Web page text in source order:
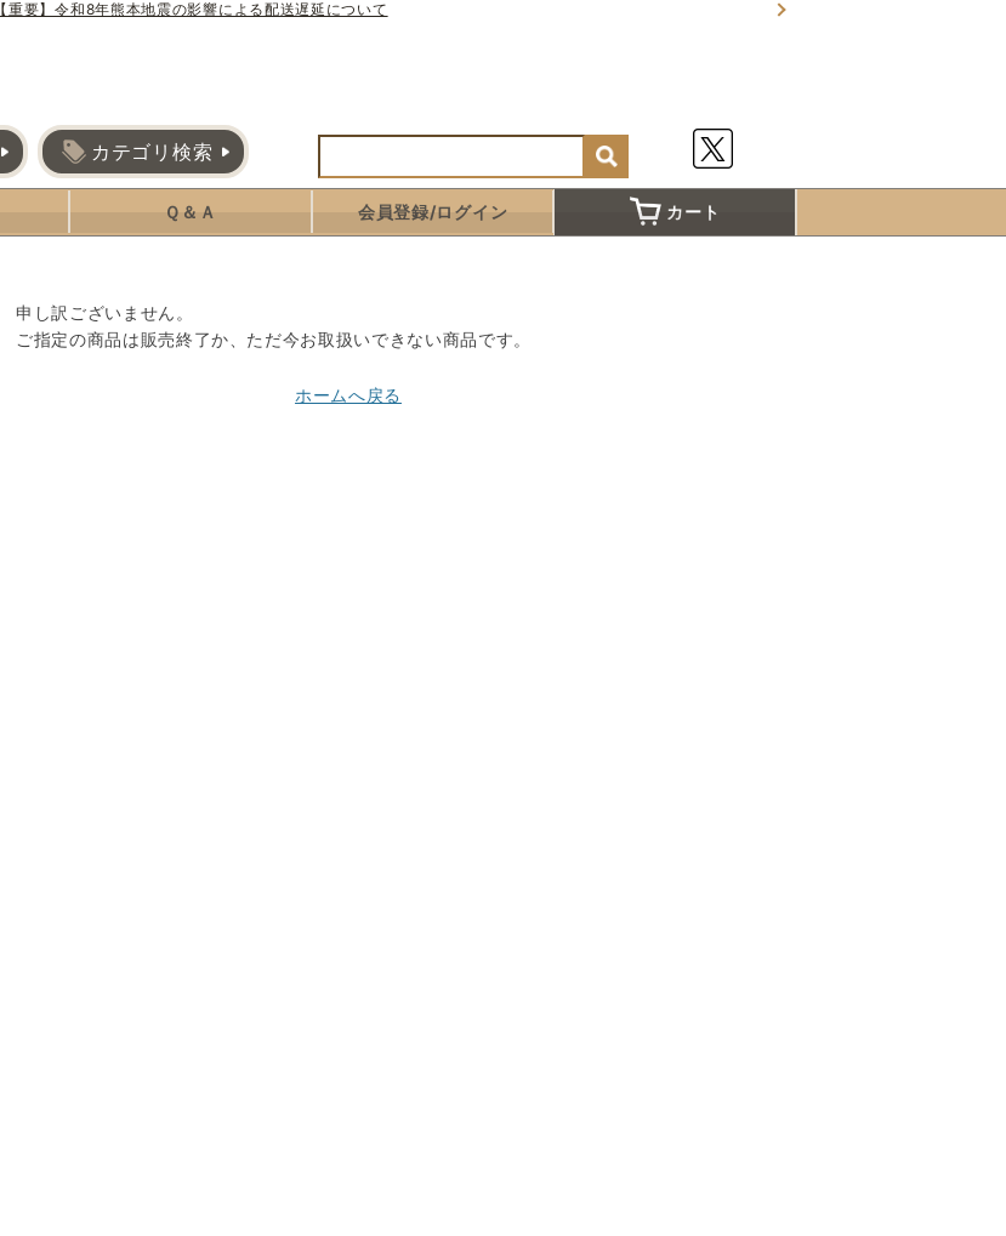
【重要】令和8年熊本地震の影響による配送遅延について
カテゴリ検索
Ｑ＆Ａ 会員登録/ログイン カート
申し訳ございません。
ご指定の商品は販売終了か、ただ今お取扱いできない商品です。
ホームへ戻る